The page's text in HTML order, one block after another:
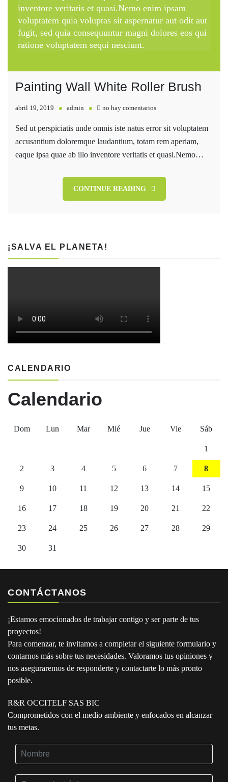
inventore veritatis et quasi.Nemo enim ipsam
voluptatem quia voluptas sit aspernatur aut odit aut
fugit, sed quia consequuntur magni dolores eos qui
ratione voluptatem sequi nesciunt.
Painting Wall White Roller Brush
abril 19, 2019 admin no hay comentariosen
Wall
White
Roller
Sed ut perspiciatis unde omnis iste natus error sit voluptatem
accusantium doloremque laudantium, totam rem aperiam,
eaque ipsa quae ab illo inventore veritatis et quasi.Nemo…
CONTINUE READING
¡SALVA EL PLANETA!
CALENDARIO
Calendario
Dom Lun Mar Mié Jue Vie Sáb
1
2 3 4 5 6 7 8
9 10 11 12 13 14 15
16 17 18 19 20 21 22
23 24 25 26 27 28 29
30 31
CONTÁCTANOS
¡Estamos emocionados de trabajar contigo y ser parte de tus
proyectos!
Para comenzar, te invitamos a completar el siguiente formulario y
contarnos más sobre tus necesidades. Valoramos tus opiniones y
nos aseguraremos de responderte y contactarte lo más pronto
posible.
R&R OCCITELF SAS BIC
Comprometidos con el medio ambiente y enfocados en alcanzar
tus metas.